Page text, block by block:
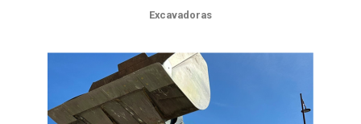
Excavadoras